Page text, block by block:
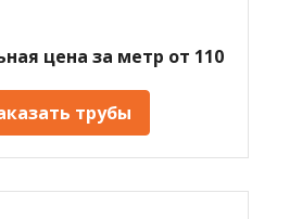
цена за метр от 110
трубы